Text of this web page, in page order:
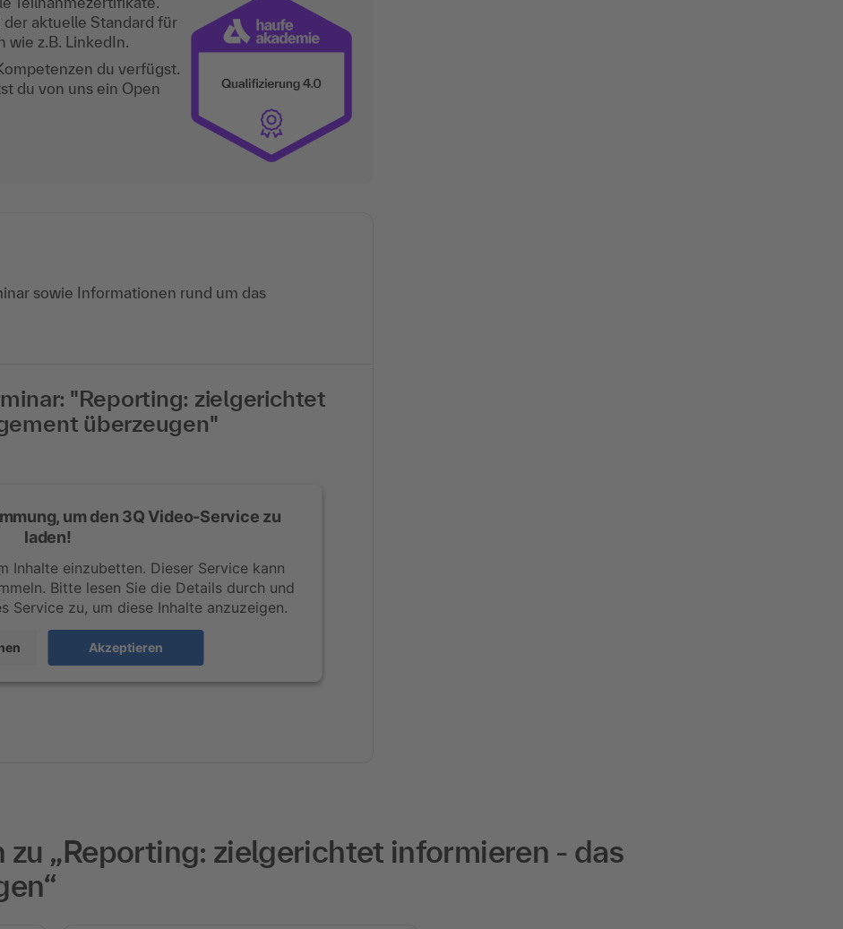
aktuelle Standard für
wie z.B. LinkedIn.
du verfügst.
du von uns ein Open
sowie Informationen rund um das
"Reporting: zielgerichtet
überzeugen"
um den 3Q Video-Service zu
laden!
Inhalte einzubetten. Dieser Service kann
Bitte lesen Sie die Details durch und
Service zu, um diese Inhalte anzuzeigen.
Akzeptieren
„Reporting: zielgerichtet informieren - das